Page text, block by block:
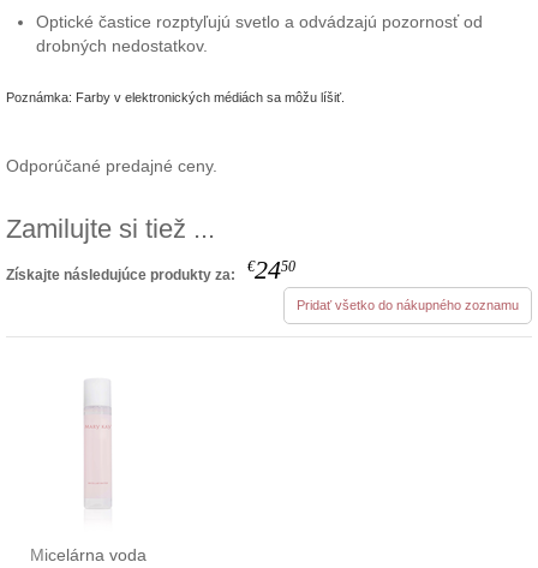
Optické častice rozptyľujú svetlo a odvádzajú pozornosť od
drobných nedostatkov.
Poznámka: Farby v elektronických médiách sa môžu líšiť.
Odporúčané predajné ceny.
Zamilujte si tiež ...
Získajte následujúce produkty za: €2450
Pridať všetko do nákupného zoznamu
Micelárna voda